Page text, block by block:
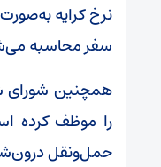
نرخ کرایه
سفر محاسبه
همچنین شورای
را موظف کرده
حمل‌ونقل